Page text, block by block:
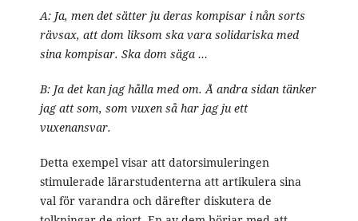
A: Ja, men det sätter ju deras kompisar i nån sorts
rävsax, att dom liksom ska vara solidariska med
sina kompisar. Ska dom säga …
B: Ja det kan jag hålla med om. Å andra sidan tänker
jag att som, som vuxen så har jag ju ett
vuxenansvar.
Detta exempel visar att datorsimuleringen
stimulerade lärarstudenterna att artikulera sina
val för varandra och därefter diskutera de